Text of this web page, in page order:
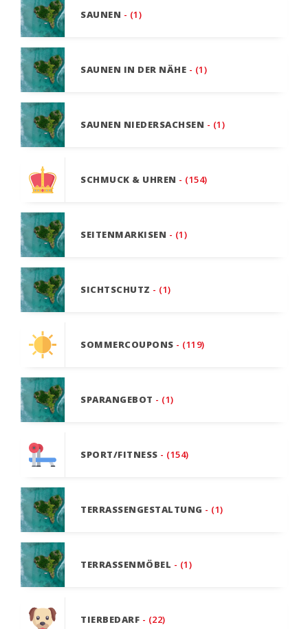
SAUNEN - (1)
SAUNEN IN DER NÄHE - (1)
SAUNEN NIEDERSACHSEN - (1)
SCHMUCK & UHREN - (154)
SEITENMARKISEN - (1)
SICHTSCHUTZ - (1)
SOMMERCOUPONS - (119)
SPARANGEBOT - (1)
SPORT/FITNESS - (154)
TERRASSENGESTALTUNG - (1)
TERRASSENMÖBEL - (1)
TIERBEDARF - (22)